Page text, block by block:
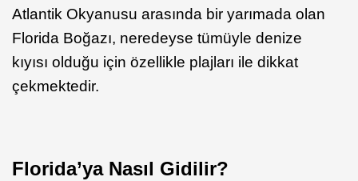
Atlantik Okyanusu arasında bir yarımada olan
Florida Boğazı, neredeyse tümüyle denize
kıyısı olduğu için özellikle plajları ile dikkat
çekmektedir.
Florida’ya Nasıl Gidilir?